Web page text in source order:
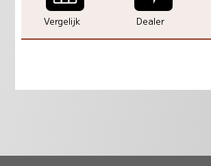
Vergelijk Dealer